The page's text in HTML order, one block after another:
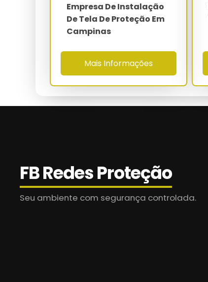
Diâmetro do fio
Gancho de fixação
Distância entre ganchos
Faixa térmica
Garantia técnica
Empresa De Instalação
De Tela De Proteção Em
Campinas
Mais Informações
FB Redes Proteção
Seu ambiente com segurança controlada.